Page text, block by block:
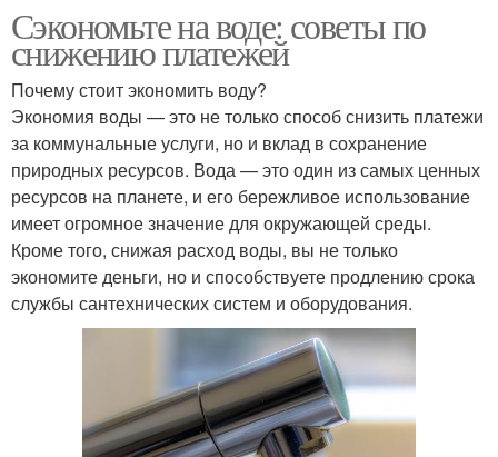
Сэкономьте на воде: советы по
снижению платежей
Почему стоит экономить воду?
Экономия воды — это не только способ снизить платежи
за коммунальные услуги, но и вклад в сохранение
природных ресурсов. Вода — это один из самых ценных
ресурсов на планете, и его бережливое использование
имеет огромное значение для окружающей среды.
Кроме того, снижая расход воды, вы не только
экономите деньги, но и способствуете продлению срока
службы сантехнических систем и оборудования.